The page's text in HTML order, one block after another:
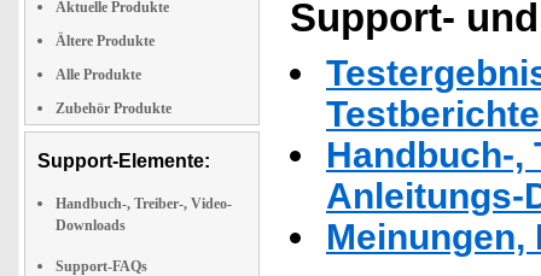
Aktuelle Produkte
Ältere Produkte
Alle Produkte
Zubehör Produkte
Support-Elemente:
Handbuch-, Treiber-, Video-
Downloads
Support-FAQs
Support-
Handbuch-,
Anleitungs-